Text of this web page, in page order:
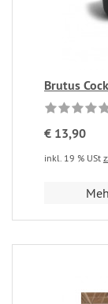
Brutus
€ 13,90
inkl. 19 % USt